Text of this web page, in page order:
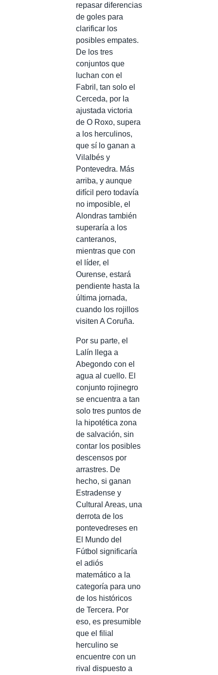
repasar diferencias
de goles para
clarificar los
posibles empates.
De los tres
conjuntos que
luchan con el
Fabril, tan solo el
Cerceda, por la
ajustada victoria
de O Roxo, supera
a los herculinos,
que sí lo ganan a
Vilalbés y
Pontevedra. Más
arriba, y aunque
difícil pero todavía
no imposible, el
Alondras también
superaría a los
canteranos,
mientras que con
el líder, el
Ourense, estará
pendiente hasta la
última jornada,
cuando los rojillos
visiten A Coruña.
Por su parte, el
Lalín llega a
Abegondo con el
agua al cuello. El
conjunto rojinegro
se encuentra a tan
solo tres puntos de
la hipotética zona
de salvación, sin
contar los posibles
descensos por
arrastres. De
hecho, si ganan
Estradense y
Cultural Areas, una
derrota de los
pontevedreses en
El Mundo del
Fútbol significaría
el adiós
matemático a la
categoría para uno
de los históricos
de Tercera. Por
eso, es presumible
que el filial
herculino se
encuentre con un
rival dispuesto a